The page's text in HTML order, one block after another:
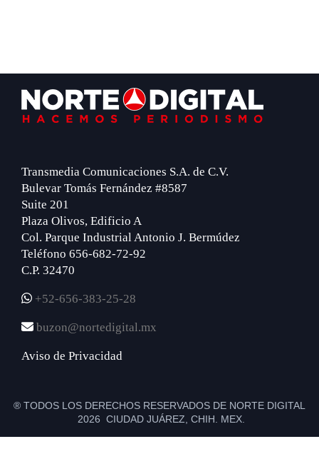
Footer
Transmedia Comunicaciones S.A. de C.V.
Bulevar Tomás Fernández #8587
Suite 201
Plaza Olivos, Edificio A
Col. Parque Industrial Antonio J. Bermúdez
Teléfono 656-682-72-92
C.P. 32470
+52-656-383-25-28
buzon@nortedigital.mx
Aviso de Privacidad
® TODOS LOS DERECHOS RESERVADOS DE NORTE DIGITAL
2026 CIUDAD JUÁREZ, CHIH. MEX.